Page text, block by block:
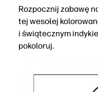
Rozpocznij zabawę
tej wesołej
i świątecznym
pokoloruj.
Zapewnia